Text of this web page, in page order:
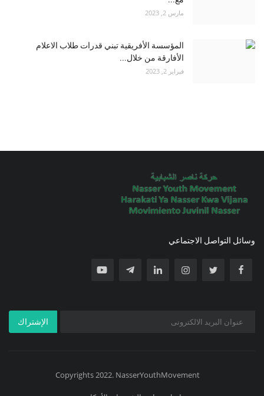
مارس 2, 2023
المؤسسة الأفريقية تبني قدرات طلاب الاعلام
الأفارقة من خلال...
فبراير 2, 2023
وسائل التواصل الاجتماعي
الإشتراك
Copyrights 2022. NasserYouthMovement